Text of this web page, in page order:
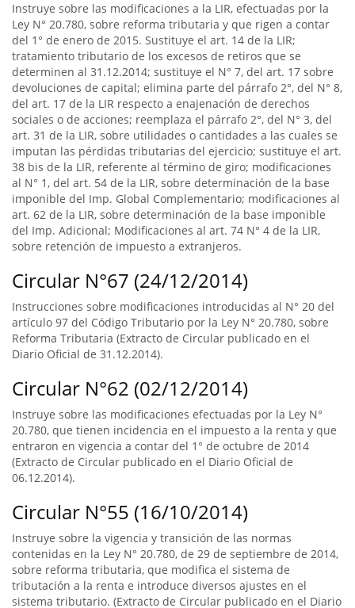
Instruye sobre las modificaciones a la LIR, efectuadas por la
Ley N° 20.780, sobre reforma tributaria y que rigen a contar
del 1° de enero de 2015. Sustituye el art. 14 de la LIR;
tratamiento tributario de los excesos de retiros que se
determinen al 31.12.2014; sustituye el N° 7, del art. 17 sobre
devoluciones de capital; elimina parte del párrafo 2°, del N° 8,
del art. 17 de la LIR respecto a enajenación de derechos
sociales o de acciones; reemplaza el párrafo 2°, del N° 3, del
art. 31 de la LIR, sobre utilidades o cantidades a las cuales se
imputan las pérdidas tributarias del ejercicio; sustituye el art.
38 bis de la LIR, referente al término de giro; modificaciones
al N° 1, del art. 54 de la LIR, sobre determinación de la base
imponible del Imp. Global Complementario; modificaciones al
art. 62 de la LIR, sobre determinación de la base imponible
del Imp. Adicional; Modificaciones al art. 74 N° 4 de la LIR,
sobre retención de impuesto a extranjeros.
Circular N°67 (24/12/2014)
Instrucciones sobre modificaciones introducidas al N° 20 del
artículo 97 del Código Tributario por la Ley N° 20.780, sobre
Reforma Tributaria (Extracto de Circular publicado en el
Diario Oficial de 31.12.2014).
Circular N°62 (02/12/2014)
Instruye sobre las modificaciones efectuadas por la Ley N°
20.780, que tienen incidencia en el impuesto a la renta y que
entraron en vigencia a contar del 1° de octubre de 2014
(Extracto de Circular publicado en el Diario Oficial de
06.12.2014).
Circular N°55 (16/10/2014)
Instruye sobre la vigencia y transición de las normas
contenidas en la Ley N° 20.780, de 29 de septiembre de 2014,
sobre reforma tributaria, que modifica el sistema de
tributación a la renta e introduce diversos ajustes en el
sistema tributario. (Extracto de Circular publicado en el Diario